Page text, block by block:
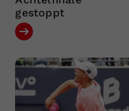
gestoppt